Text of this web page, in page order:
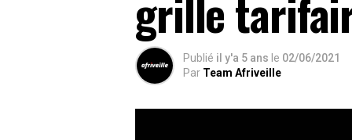
grille
Publié il y'a 5 ans le 02/06/2021
Par Team Afriveille